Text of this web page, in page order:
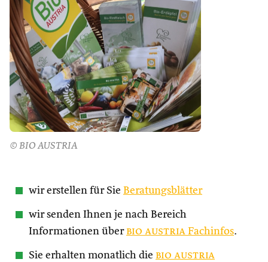
© BIO AUSTRIA
wir erstellen für Sie Beratungsblätter
wir senden Ihnen je nach Bereich
Informationen über bio austria Fachinfos.
Sie erhalten monatlich die bio austria